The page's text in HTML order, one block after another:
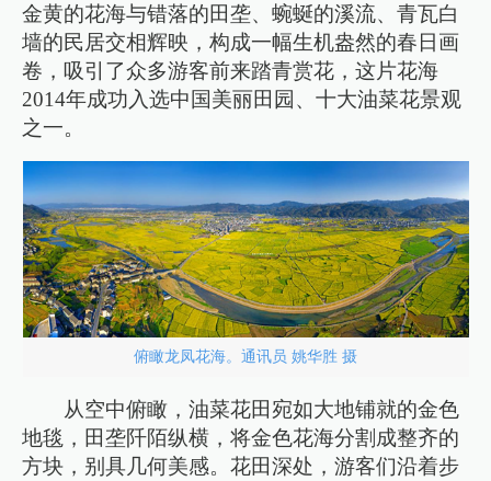
金黄的花海与错落的田垄、蜿蜒的溪流、青瓦白
墙的民居交相辉映，构成一幅生机盎然的春日画
卷，吸引了众多游客前来踏青赏花，这片花海
2014年成功入选中国美丽田园、十大油菜花景观
之一。
俯瞰龙凤花海。通讯员 姚华胜 摄
从空中俯瞰，油菜花田宛如大地铺就的金色
地毯，田垄阡陌纵横，将金色花海分割成整齐的
方块，别具几何美感。花田深处，游客们沿着步